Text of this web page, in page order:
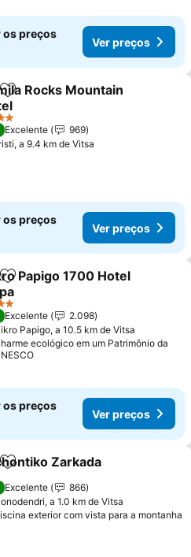
os preços
Ver preços
Adicionar aos favoritos
Rocks Mountain
Excelente
969
a 9.4 km de Vitsa
os preços
Ver preços
Adicionar aos favoritos
Papigo 1700 Hotel
Excelente
2.098
Papigo, a 10.5 km de Vitsa
ecológico em um Patrimônio da
os preços
Ver preços
Adicionar aos favoritos
Zarkada
Excelente
866
a 1.0 km de Vitsa
exterior com vista para a montanha